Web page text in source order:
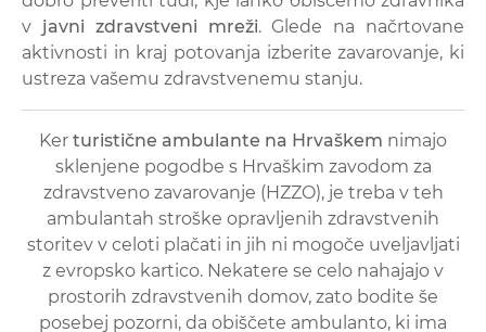
v javni zdravstveni mreži. Glede na načrtovane
aktivnosti in kraj potovanja izberite zavarovanje, ki
ustreza vašemu zdravstvenemu stanju.
Ker turistične ambulante na Hrvaškem nimajo
sklenjene pogodbe s Hrvaškim zavodom za
zdravstveno zavarovanje (HZZO), je treba v teh
ambulantah stroške opravljenih zdravstvenih
storitev v celoti plačati in jih ni mogoče uveljavljati
z evropsko kartico. Nekatere se celo nahajajo v
prostorih zdravstvenih domov, zato bodite še
posebej pozorni, da obiščete ambulanto, ki ima